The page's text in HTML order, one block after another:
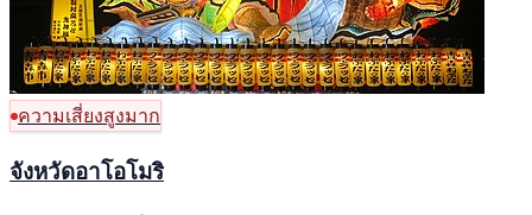
ความเสี่ยงสูงมาก
จังหวัดอาโอโมริ